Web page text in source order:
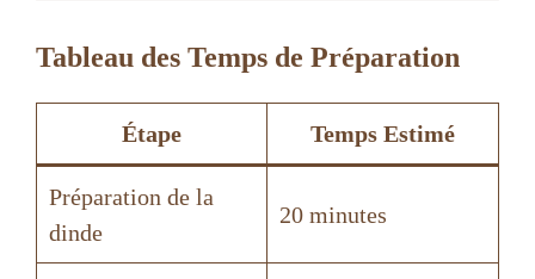
Tableau des Temps de Préparation
Étape Temps Estimé
Préparation de la
dinde
20 minutes